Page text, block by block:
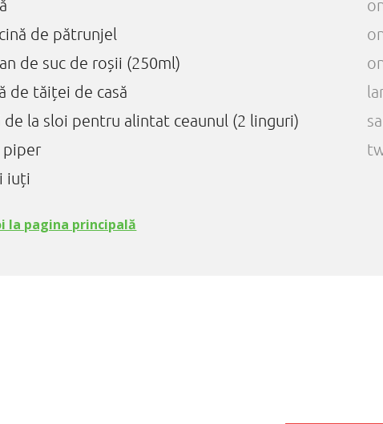
de pătrunjel
de suc de roșii (250ml)
de tăiței de casă
de la sloi pentru alintat ceaunul (2 linguri)
piper
iuți
la pagina principală